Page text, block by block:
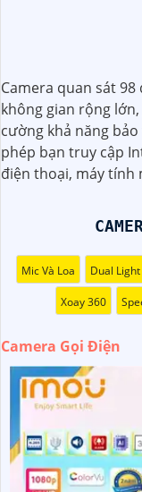
Camera Gọi Điện
giám sát chất
rõ nét và tự động
trọng, giúp người
nhận diện chuyển
liệu trên đám mây,
giám sát thông minh
Camera quan sát
không gian rộng
cường khả năng
phép bạn truy cập
điện thoại, máy tính
Mic Và Loa Dual Light
Xoay 360
Camera Gọi Điện